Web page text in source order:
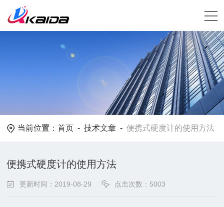
当前位置：首页 -技术文章 -便携式硬度计的使用方法
便携式硬度计的使用方法
更新时间：2019-08-29 点击次数：5003